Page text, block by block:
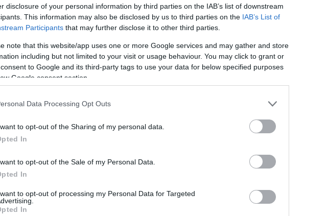
disclosure of your personal information by third parties on the IAB’s list of downstream
This information may also be disclosed by us to third parties on the IAB’s List of
Participants that may further disclose it to other third parties.
note that this website/app uses one or more Google services and may gather and store
including but not limited to your visit or usage behaviour. You may click to grant or
to Google and its third-party tags to use your data for below specified purposes
Google consent section.
Data Processing Opt Outs
to opt-out of the Sharing of my personal data.
In
to opt-out of the Sale of my Personal Data.
In
to opt-out of processing my Personal Data for Targeted
In
KAVOURAS ΚΑΤΑΣΚΕΥΑΣΤΙΚΗ
Kavouras Constructions: Mία νέα εταιρεία
στα νότια αλλά με εμπειρία 4 και πλέον
δεκαετιών